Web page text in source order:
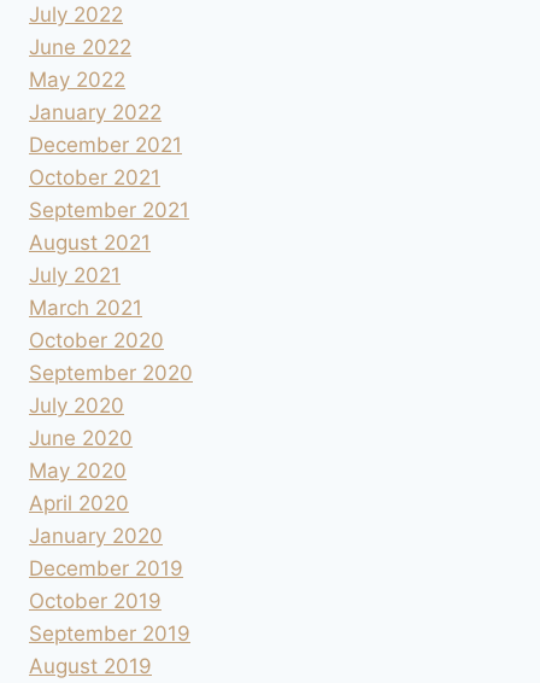
July 2022
June 2022
May 2022
January 2022
December 2021
October 2021
September 2021
August 2021
July 2021
March 2021
October 2020
September 2020
July 2020
June 2020
May 2020
April 2020
January 2020
December 2019
October 2019
September 2019
August 2019